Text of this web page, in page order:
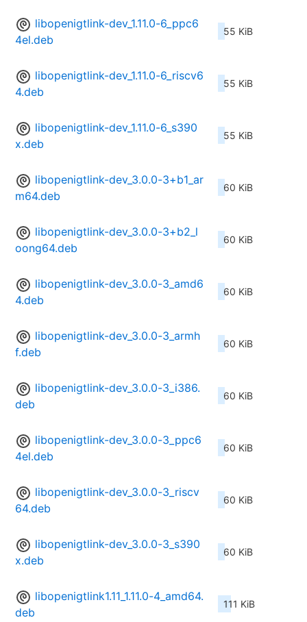
libopenigtlink-dev_1.11.0-6_ppc6
4el.deb
55 KiB
libopenigtlink-dev_1.11.0-6_riscv6
4.deb
55 KiB
libopenigtlink-dev_1.11.0-6_s390
x.deb
55 KiB
libopenigtlink-dev_3.0.0-3+b1_ar
m64.deb
60 KiB
libopenigtlink-dev_3.0.0-3+b2_l
oong64.deb
60 KiB
libopenigtlink-dev_3.0.0-3_amd6
4.deb
60 KiB
libopenigtlink-dev_3.0.0-3_armh
f.deb
60 KiB
libopenigtlink-dev_3.0.0-3_i386.
deb
60 KiB
libopenigtlink-dev_3.0.0-3_ppc6
4el.deb
60 KiB
libopenigtlink-dev_3.0.0-3_riscv
64.deb
60 KiB
libopenigtlink-dev_3.0.0-3_s390
x.deb
60 KiB
libopenigtlink1.11_1.11.0-4_amd64.
deb
111 KiB